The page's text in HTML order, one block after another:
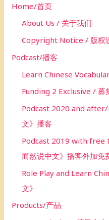
rHome/首页
About Us / 关于我们
Copyright Notice / 版权
Podcast/播客
Learn Chinese
Funding 2 Exclusive / 募
Podcast 2020 and after/
文》播客
Podcast 2019 with free
而然说中文》播客外加免
Role Play and Learn
文》
Products/产品